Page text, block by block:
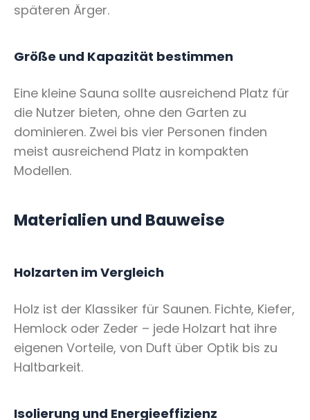
späteren Ärger.
Größe und Kapazität bestimmen
Eine kleine Sauna sollte ausreichend Platz für
die Nutzer bieten, ohne den Garten zu
dominieren. Zwei bis vier Personen finden
meist ausreichend Platz in kompakten
Modellen.
Materialien und Bauweise
Holzarten im Vergleich
Holz ist der Klassiker für Saunen. Fichte, Kiefer,
Hemlock oder Zeder – jede Holzart hat ihre
eigenen Vorteile, von Duft über Optik bis zu
Haltbarkeit.
Isolierung und Energieeffizienz